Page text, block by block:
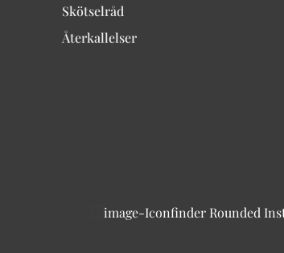
Skötselråd
Återkallelser